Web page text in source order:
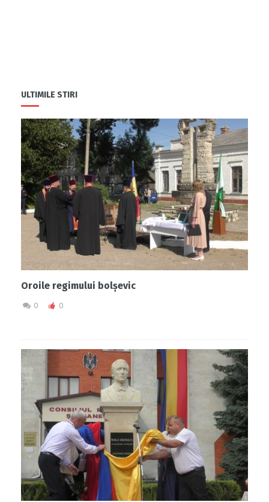
ULTIMILE STIRI
Oroile regimului bolșevic
0 0